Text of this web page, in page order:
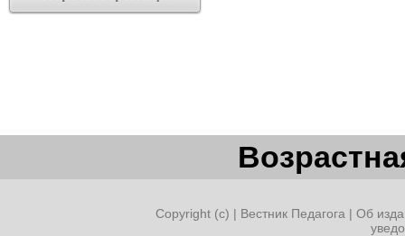
Copyright (c) | Вестник Педагога | Об